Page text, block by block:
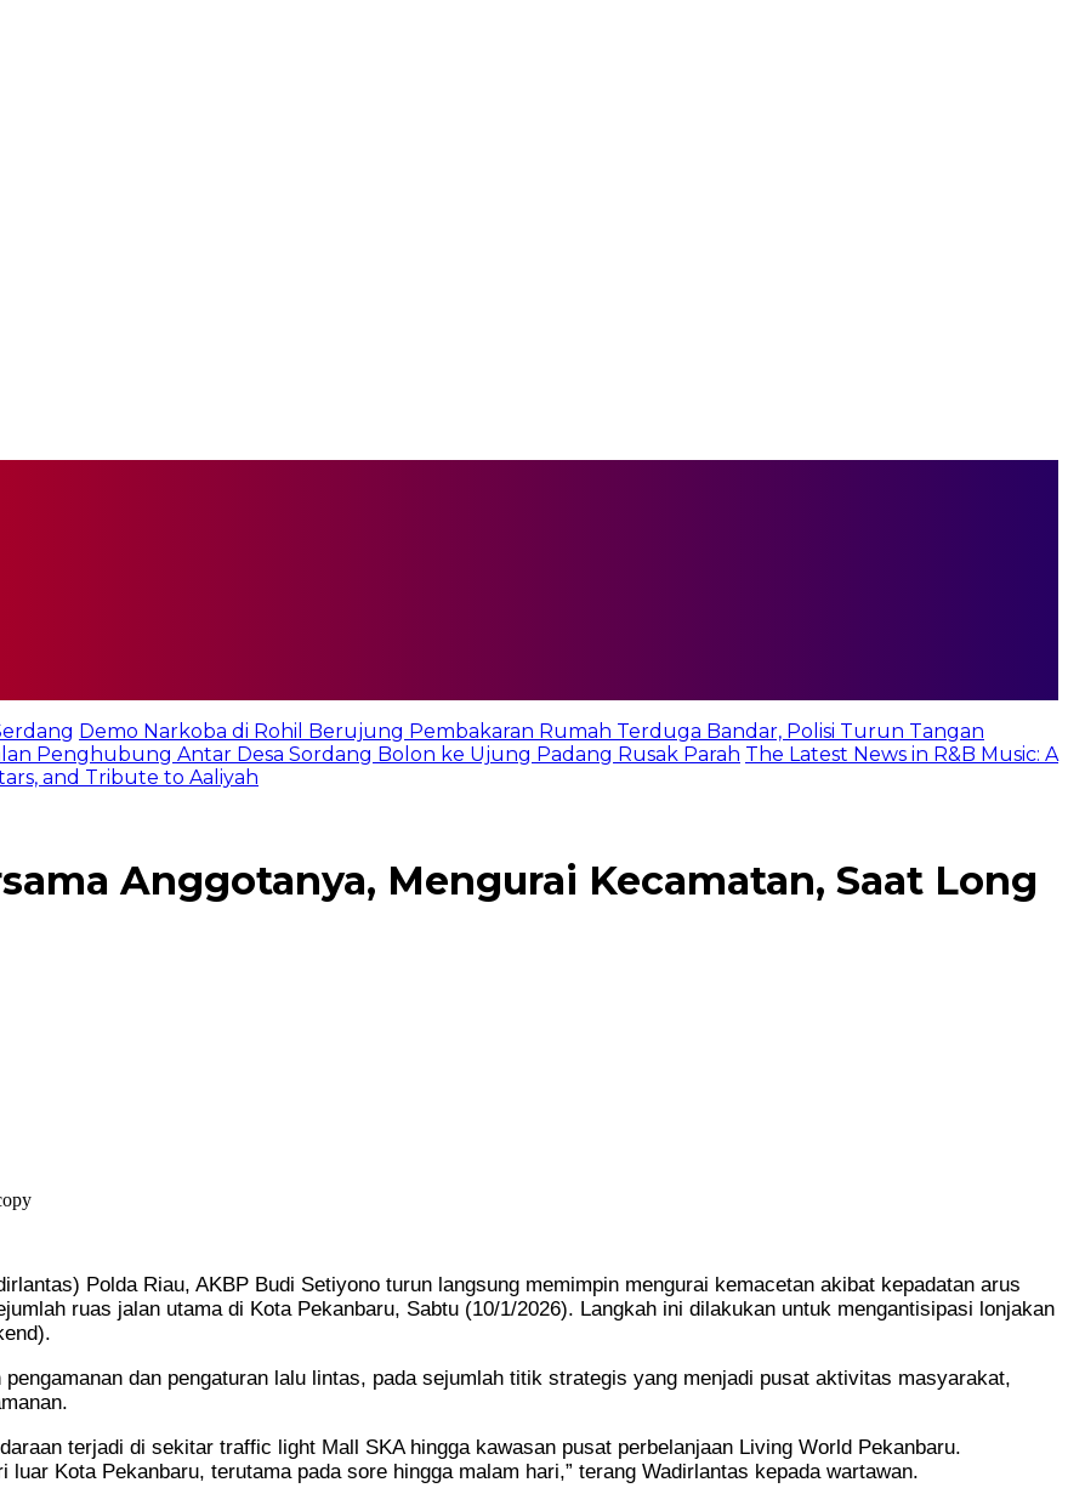
Demo Narkoba di Rohil Berujung Pembakaran Rumah Terduga Bandar, Polisi Turun Tangan
Penghubung Antar Desa Sordang Bolon ke Ujung Padang Rusak Parah The Latest News in R&B Music: A
and Tribute to Aaliyah
Anggotanya, Mengurai Kecamatan, Saat Long
Polda Riau, AKBP Budi Setiyono turun langsung memimpin mengurai kemacetan akibat kepadatan arus
ruas jalan utama di Kota Pekanbaru, Sabtu (10/1/2026). Langkah ini dilakukan untuk mengantisipasi lonjakan
dan pengaturan lalu lintas, pada sejumlah titik strategis yang menjadi pusat aktivitas masyarakat,
terjadi di sekitar traffic light Mall SKA hingga kawasan pusat perbelanjaan Living World Pekanbaru.
Kota Pekanbaru, terutama pada sore hingga malam hari,” terang Wadirlantas kepada wartawan.